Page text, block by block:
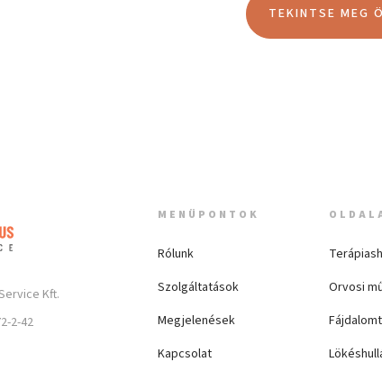
TEKINTSE MEG
Kft.
2-42
MENÜPONTOK
Rólunk
Szolgáltatások
Megjelenések
Kapcsolat
Orvosi